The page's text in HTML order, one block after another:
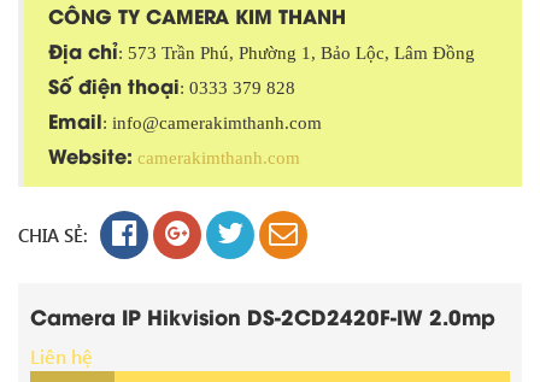
CÔNG TY CAMERA KIM THANH
Địa chỉ: 573 Trần Phú, Phường 1, Bảo Lộc, Lâm Đồng
Số điện thoại: 0333 379 828
Email: info@camerakimthanh.com
Website: camerakimthanh.com
CHIA SẺ:
Camera IP Hikvision DS-2CD2420F-IW 2.0mp
Liên hệ